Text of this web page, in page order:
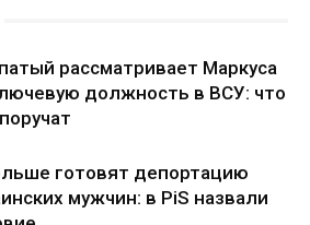
рассматривает Маркуса
должность в ВСУ: что
готовят депортацию
мужчин: в PiS назвали